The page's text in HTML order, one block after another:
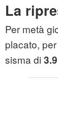
La
Per metà
placato,
sisma di